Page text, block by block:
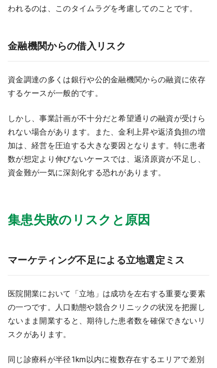
われるのは、このタイムラグを考慮してのことです。
金融機関からの借入リスク
資金調達の多くは銀行や公的金融機関からの融資に依存
するケースが一般的です。
しかし、事業計画が不十分だと希望通りの融資が受けら
れない場合があります。また、金利上昇や返済負担の増
加は、経営を圧迫する大きな要因となります。特に患者
数が想定より伸びないケースでは、返済原資が不足し、
資金難が一気に深刻化する恐れがあります。
集患失敗のリスクと原因
マーケティング不足による立地選定ミス
医院開業において「立地」は成功を左右する重要な要素
の一つです。人口動態や競合クリニックの状況を把握し
ないまま開業すると、期待した患者数を確保できないリ
スクがあります。
同じ診療科が半径1km以内に複数存在するエリアで差別